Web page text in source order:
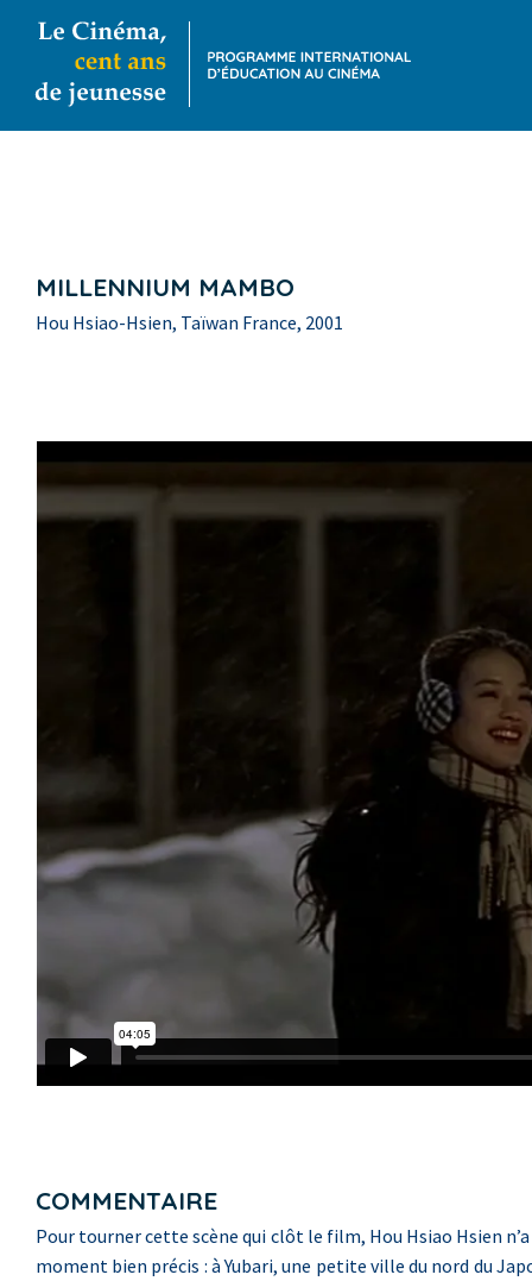
MILLENNIUM MAMBO
Hou Hsiao-Hsien, Taïwan France, 2001
COMMENTAIRE
Pour tourner cette scène qui clôt le film, Hou Hsiao Hsien
moment bien précis : à Yubari, une petite ville du nord du